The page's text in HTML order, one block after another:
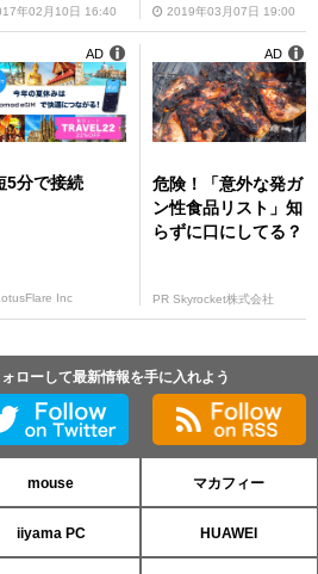
年02月10日 16:40 2019年03月07日 19:00
5分で接続
Inc
AD
危険！「意外な発ガ
ン性食品リスト」知
らずに口にしてる？
PR Skyrocket株式会社
AD
ローして最新情報を手に入れよう
mouse マカフィー
iiyama PC HUAWEI